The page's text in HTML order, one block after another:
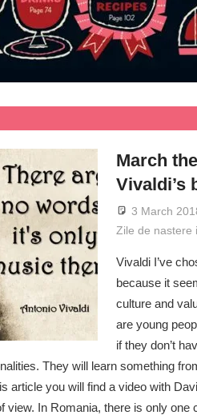
March
Vivaldi’s
3 March
Zile de nastere
Vivaldi I’ve
because it
culture and
are young
if they don’t
They will learn something
article you will find a video with
view. In Romania, there is only one